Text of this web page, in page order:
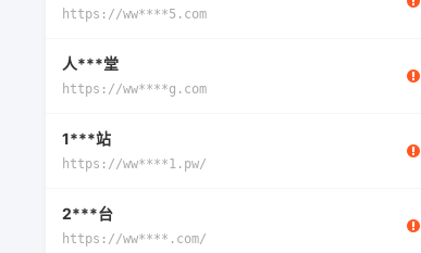
https://ww****5.com
人***堂
https://ww****g.com
1***站
https://ww****1.pw/
2***台
https://ww****.com/